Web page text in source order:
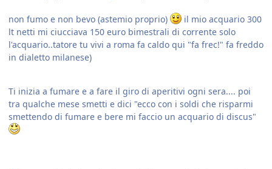
non fumo e non bevo (astemio proprio)
il mio acquario 300
lt netti mi ciucciava 150 euro bimestrali di corrente solo
l'acquario..tatore tu vivi a roma fa caldo qui "fa frec!" fa freddo
in dialetto milanese)
Ti inizia a fumare e a fare il giro di aperitivi ogni sera.... poi
tra qualche mese smetti e dici "ecco con i soldi che risparmi
smettendo di fumare e bere mi faccio un acquario di discus"